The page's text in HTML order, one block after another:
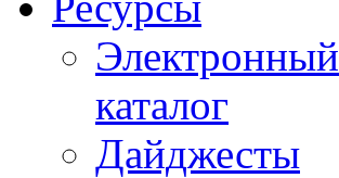
Электронный
каталог
Дайджесты